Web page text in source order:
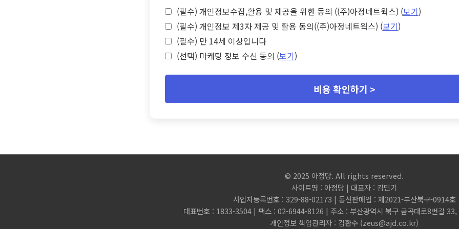
(필수) 개인정보수집,활용 및 제공을 위한 동의 ((주)아정네트웍스) (보기)
(필수) 개인정보 제3자 제공 및 활용 동의((주)아정네트웍스) (보기)
(필수) 만 14세 이상입니다
(선택) 마케팅 정보 수신 동의 (보기)
비용 확인하기 >
© 2025 아정당. All rights reserved.
사이트명 : 아정당 | 대표자 : 김민기
사업자등록번호 : 329-88-02173 | 통신판매업 : 제2021-부산북구-0914호
대표번호 : 1833-3504 | 팩스 : 02-6944-8126 | 주소 : 부산광역시 북구 금곡대로8번길 33,
개인정보 책임관리자 : 김환수 (zeus@ajd.co.kr)